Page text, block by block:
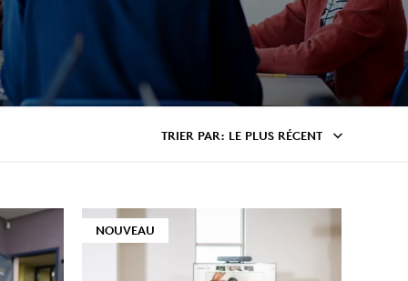
TRIER PAR : LE PLUS RÉCENT
NOUVEAU